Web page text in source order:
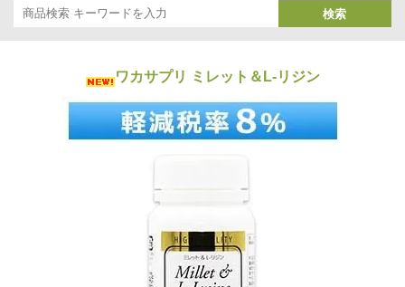
検索
ワカサプリ ミレット＆L-リジン